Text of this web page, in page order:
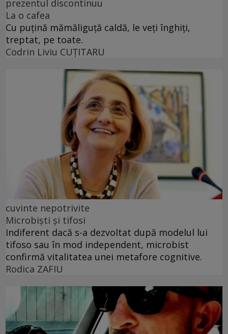
prezentul discontinuu
La o cafea
Cu puţină mămăliguţă caldă, le veţi înghiţi,
treptat, pe toate.
Codrin Liviu CUŢITARU
cuvinte nepotrivite
Microbiști și tifosi
Indiferent dacă s-a dezvoltat după modelul lui
tifoso sau în mod independent, microbist
confirmă vitalitatea unei metafore cognitive.
Rodica ZAFIU